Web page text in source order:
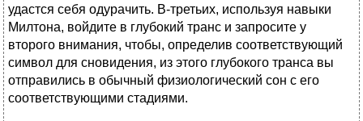
удастся себя одурачить. В-третьих, используя навыки
Милтона, войдите в глубокий транс и запросите у
второго внимания, чтобы, определив соответствующий
символ для сновидения, из этого глубокого транса вы
отправились в обычный физиологический сон с его
соответствующими стадиями.